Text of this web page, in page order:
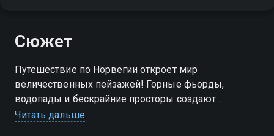
Сюжет
Путешествие по Норвегии откроет мир
величественных пейзажей! Горные фьорды,
водопады и бескрайние просторы создают
атмосферу свободы и покоя
Читать дальше